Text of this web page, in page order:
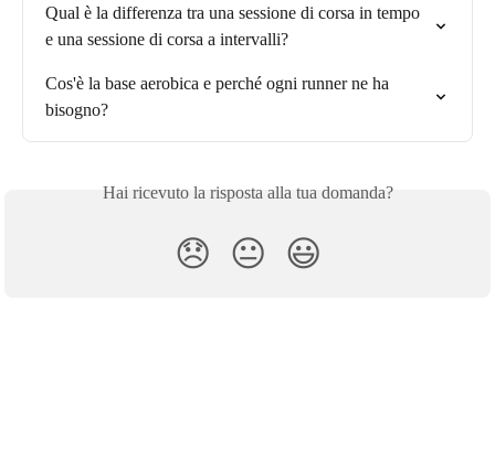
Qual è la differenza tra una sessione di corsa in tempo
e una sessione di corsa a intervalli?
Cos'è la base aerobica e perché ogni runner ne ha
bisogno?
Hai ricevuto la risposta alla tua domanda?
😞 😐 😃